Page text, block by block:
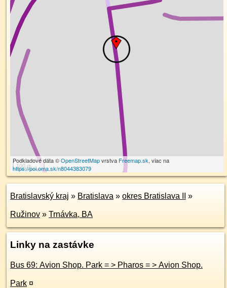
100 m
Podkladové dáta ©OpenStreetMapvrstva Freemap.sk, viac na
https://poi.oma.sk/n8044383079
Bratislavský kraj » Bratislava » okres Bratislava II »
Ružinov » Trnávka, BA
Linky na zastávke
Bus 69: Avion Shop. Park = > Pharos = > Avion Shop.
Park ¤